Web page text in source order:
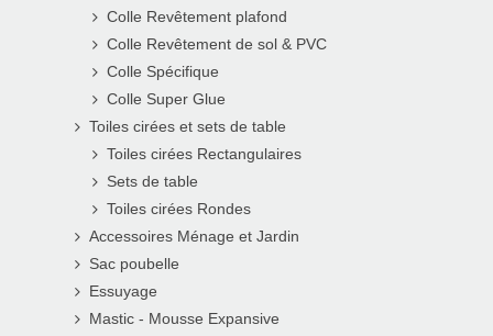
Colle Revêtement plafond
Colle Revêtement de sol & PVC
Colle Spécifique
Colle Super Glue
Toiles cirées et sets de table
Toiles cirées Rectangulaires
Sets de table
Toiles cirées Rondes
Accessoires Ménage et Jardin
Sac poubelle
Essuyage
Mastic - Mousse Expansive